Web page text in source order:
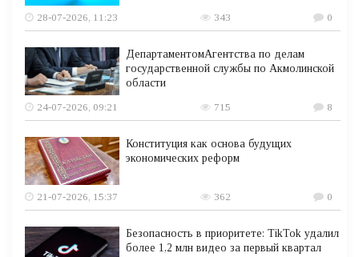
28-07-2026, 11:23
343 0
ДепартаментомАгентства по делам
государственной службы по Акмолинской
области
24-07-2026, 09:21
715 8
Конституция как основа будущих
экономических реформ
21-07-2026, 15:37 362 0
Безопасность в приоритете: TikTok удалил
более 1,2 млн видео за первый квартал